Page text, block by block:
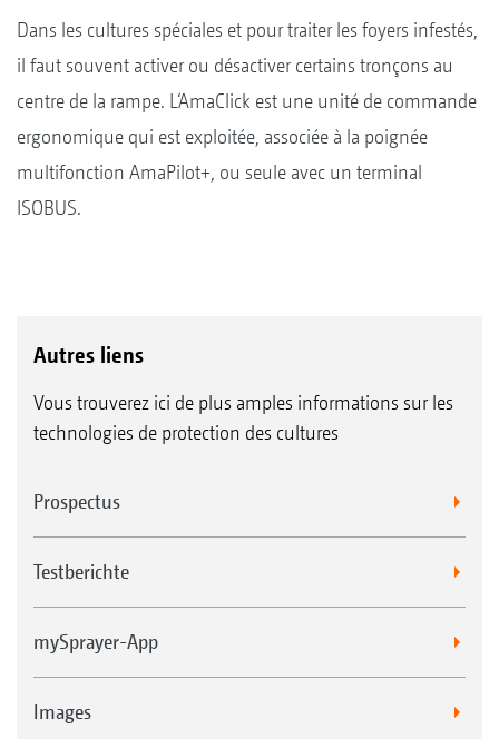
Dans les cultures spéciales et pour traiter les foyers infestés,
il faut souvent activer ou désactiver certains tronçons au
centre de la rampe. L‘AmaClick est une unité de commande
ergonomique qui est exploitée, associée à la poignée
multifonction AmaPilot+, ou seule avec un terminal
ISOBUS.
Autres liens
Vous trouverez ici de plus amples informations sur les
technologies de protection des cultures
Prospectus
Testberichte
mySprayer-App
Images